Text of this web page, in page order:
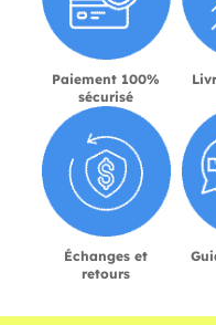
Paiement 100%
sécurisé
Échanges et
retours